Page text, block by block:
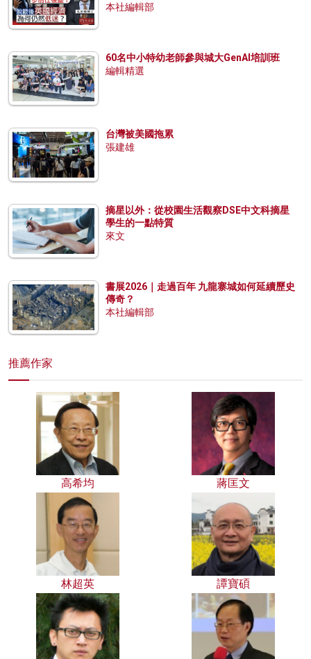
本社編輯部
60名中小特幼老師參與城大GenAI培訓班
編輯精選
台灣被美國拖累
張建雄
摘星以外：從校園生活觀察DSE中文科摘星
學生的一點特質
來文
書展2026｜走過百年 九龍寨城如何延續歷史
傳奇？
本社編輯部
推薦作家
高希均 蔣匡文
林超英 譚寶碩